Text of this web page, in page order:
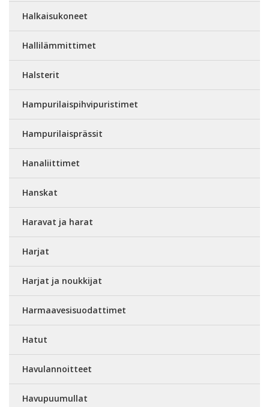
Halkaisukoneet
Hallilämmittimet
Halsterit
Hampurilaispihvipuristimet
Hampurilaisprässit
Hanaliittimet
Hanskat
Haravat ja harat
Harjat
Harjat ja noukkijat
Harmaavesisuodattimet
Hatut
Havulannoitteet
Havupuumullat